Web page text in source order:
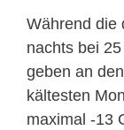
Während die
nachts bei
geben an
kältesten
maximal -13